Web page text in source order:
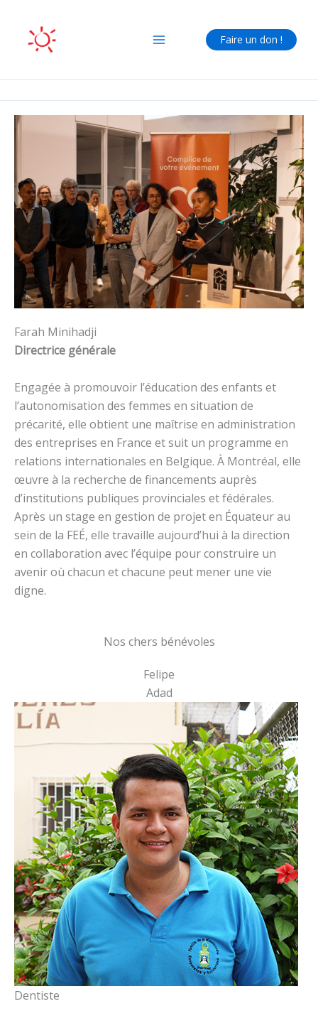
contenu
Faire un don !
Farah Minihadji
Directrice générale
Engagée à promouvoir l’éducation des enfants et
l’autonomisation des femmes en situation de
précarité, elle obtient une maîtrise en administration
des entreprises en France et suit un programme en
relations internationales en Belgique. À Montréal, elle
œuvre à la recherche de financements auprès
d’institutions publiques provinciales et fédérales.
Après un stage en gestion de projet en Équateur au
sein de la FEÉ, elle travaille aujourd’hui à la direction
en collaboration avec l’équipe pour construire un
avenir où chacun et chacune peut mener une vie
digne.
Nos chers bénévoles
Felipe
Adad
Dentiste